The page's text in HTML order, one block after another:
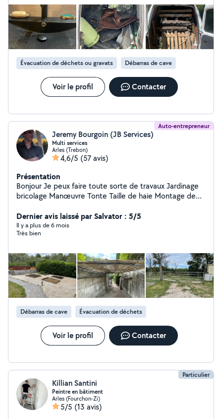
Évacuation de déchets ou gravats Débarras de cave
Voir le profil Contacter
Auto-entrepreneur
Jeremy Bourgoin (JB Services)
Multi services
Arles (Trebon)
4,6/5 (57 avis)
Présentation
Bonjour Je peux faire toute sorte de travaux Jardinage
bricolage Manœuvre Tonte Taille de haie Montage de
me solliciter Travail propre Sérieux et réactif
Dernier avis laissé par Salvator : 5/5
Il y a plus de 6 mois
Très bien
Débarras de cave Évacuation de déchets
Voir le profil Contacter
Particulier
Killian Santini
Peintre en bâtiment
Arles (Fourchon-Zi)
5/5 (13 avis)